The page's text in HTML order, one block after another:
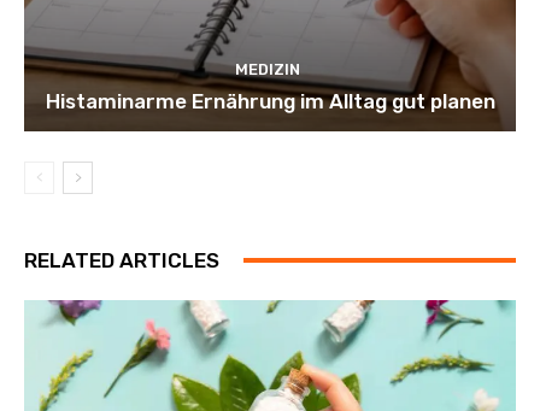
MEDIZIN
Histaminarme Ernährung im Alltag gut planen
RELATED ARTICLES